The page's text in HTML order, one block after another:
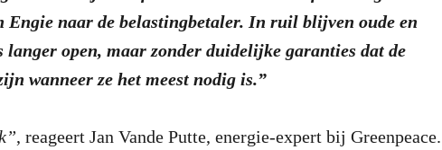
Engie naar de belastingbetaler. In ruil blijven oude en
open, maar zonder duidelijke garanties dat de
wanneer ze het meest nodig is.”
, reageert Jan Vande Putte, energie-expert bij Greenpeace.